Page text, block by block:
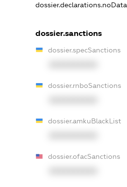
dossier.declarations.noData
dossier.sanctions
dossier.specSanctions
dossier.rnboSanctions
dossier.amkuBlackList
dossier.ofacSanctions